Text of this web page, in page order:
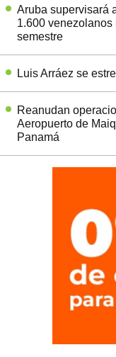
Aruba supervisará
1.600
semestre
Luis Arráez se
Reanudan
Aeropuerto de
Panamá